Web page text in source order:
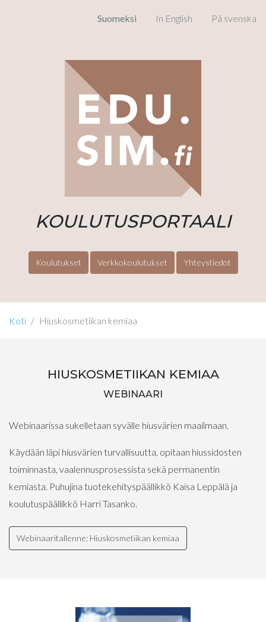
Suomeksi In English På svenska
KOULUTUSPORTAALI
Koulutukset Verkkokoulutukset Yhteystiedot
Koti Hiuskosmetiikan kemiaa
HIUSKOSMETIIKAN KEMIAA
WEBINAARI
Webinaarissa sukelletaan syvälle hiusvärien maailmaan.
Käydään läpi hiusvärien turvallisuutta, opitaan hiussidosten
toiminnasta, vaalennusprosessista sekä permanentin
kemiasta. Puhujina tuotekehityspäällikkö Kaisa Leppälä ja
koulutuspäällikkö Harri Tasanko.
Webinaaritallenne: Hiuskosmetiikan kemiaa